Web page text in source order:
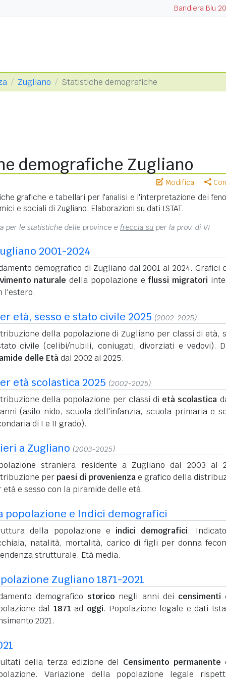
Bandiera Blu
Zugliano Statistiche demografiche
demografiche Zugliano
Modifica
grafiche e tabellari per l'analisi e l'interpretazione dei
e sociali di Zugliano. Elaborazioni su dati ISTAT.
per le statistiche delle province e freccia su per la prov. di VI
2001-2024
demografico di Zugliano dal 2001 al 2024. Grafici
naturale della popolazione e flussi migratori
l'estero.
età, sesso e stato civile 2025 (2002-2025)
della popolazione di Zugliano per classi di età,
civile (celibi/nubili, coniugati, divorziati e vedovi).
delle Etàdal 2002 al 2025.
età scolastica 2025 (2002-2025)
della popolazione per classi di età scolastica
(asilo nido, scuola dell'infanzia, scuola primaria e
di I e II grado).
a Zugliano (2003-2025)
straniera residente a Zugliano dal 2003 al
perpaesi di provenienzae grafico della
età e sesso con la piramide delle età.
e Indici demografici
della popolazione e indici demografici.
natalità, mortalità, carico di figli per donna
strutturale. Età media.
Zugliano 1871-2021
demografico storico negli anni dei censimenti
dal 1871 ad oggi. Popolazione legale e dati
2021.
della terza edizione del Censimento permanente
Variazione della popolazione legale